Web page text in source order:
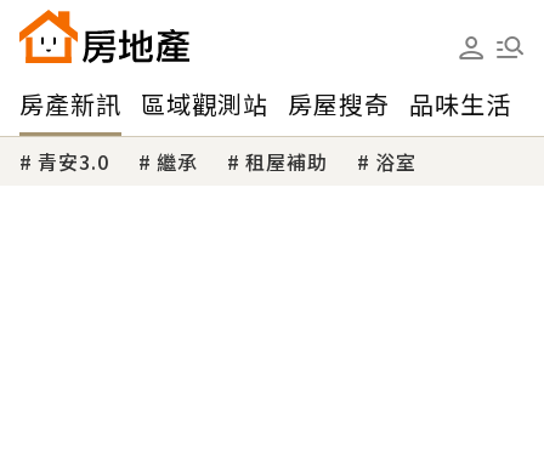
房產新訊 區域觀測站 房屋搜奇 品味生活
青安3.0 繼承 租屋補助 浴室